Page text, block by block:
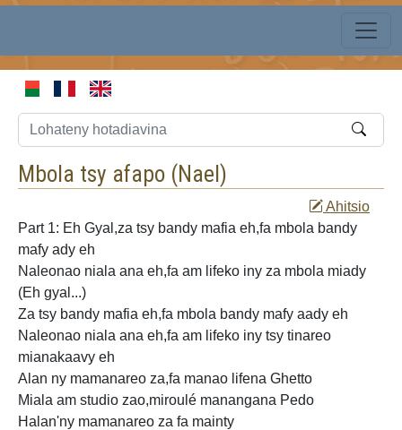
Mbola tsy afapo (Nael )
Ahitsio
Part 1: Eh Gyal,za tsy bandy mafia eh,fa mbola bandy
mafy ady eh
Naleonao niala ana eh,fa am lifeko iny za mbola miady
(Eh gyal...)
Za tsy bandy mafia eh,fa mbola bandy mafy aady eh
Naleonao niala ana eh,fa am lifeko iny tsy tinareo
mianakaavy eh
Alan ny mamanareo za,fa manao lifena Ghetto
Miala am studio zao,miroulé manangana Pedo
Halan'ny mamanareo za fa mainty